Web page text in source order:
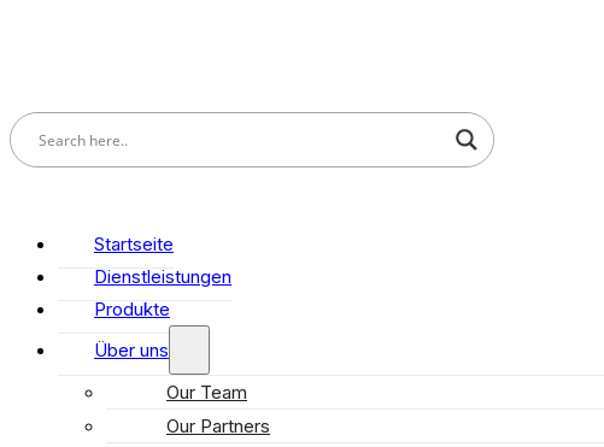
Startseite
Dienstleistungen
Produkte
Über uns
Our Team
Our Partners